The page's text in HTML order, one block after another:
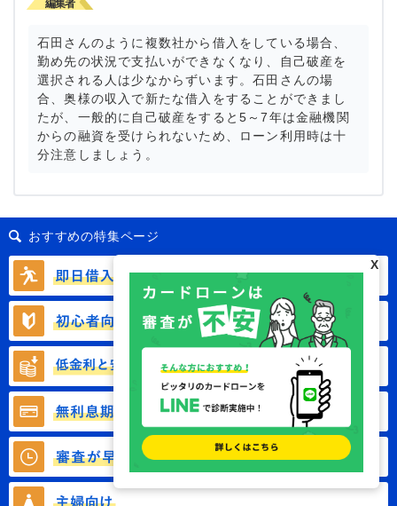
石田さんのように複数社から借入をしている場合、
勤め先の状況で支払いができなくなり、自己破産を
選択される人は少なからずいます。石田さんの場
合、奥様の収入で新たな借入をすることができまし
たが、一般的に自己破産をすると5～7年は金融機関
からの融資を受けられないため、ローン利用時は十
分注意しましょう。
おすすめの特集ページ
X